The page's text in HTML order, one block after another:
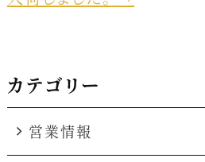
カテゴリー
営業情報